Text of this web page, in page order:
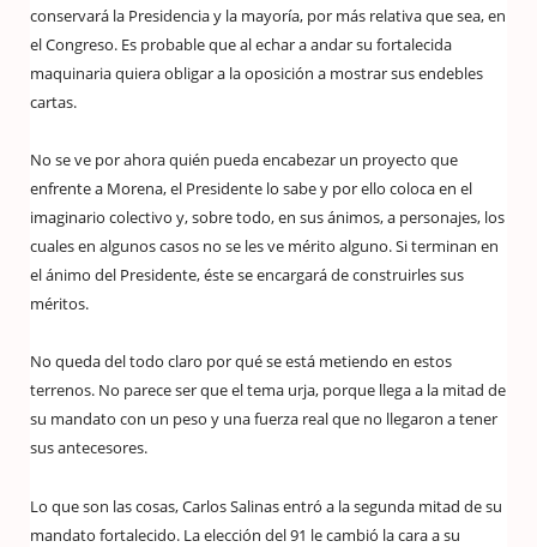
conservará la Presidencia y la mayoría, por más relativa que sea, en
el Congreso. Es probable que al echar a andar su fortalecida
maquinaria quiera obligar a la oposición a mostrar sus endebles
cartas.
No se ve por ahora quién pueda encabezar un proyecto que
enfrente a Morena, el Presidente lo sabe y por ello coloca en el
imaginario colectivo y, sobre todo, en sus ánimos, a personajes, los
cuales en algunos casos no se les ve mérito alguno. Si terminan en
el ánimo del Presidente, éste se encargará de construirles sus
méritos.
No queda del todo claro por qué se está metiendo en estos
terrenos. No parece ser que el tema urja, porque llega a la mitad de
su mandato con un peso y una fuerza real que no llegaron a tener
sus antecesores.
Lo que son las cosas, Carlos Salinas entró a la segunda mitad de su
mandato fortalecido. La elección del 91 le cambió la cara a su